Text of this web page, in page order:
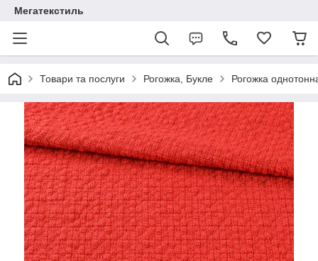
Мегатекстиль
Товари та послуги Рогожка, Букле Рогожка